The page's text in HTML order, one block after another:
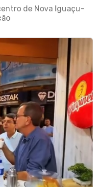
de Nova Iguaçu-